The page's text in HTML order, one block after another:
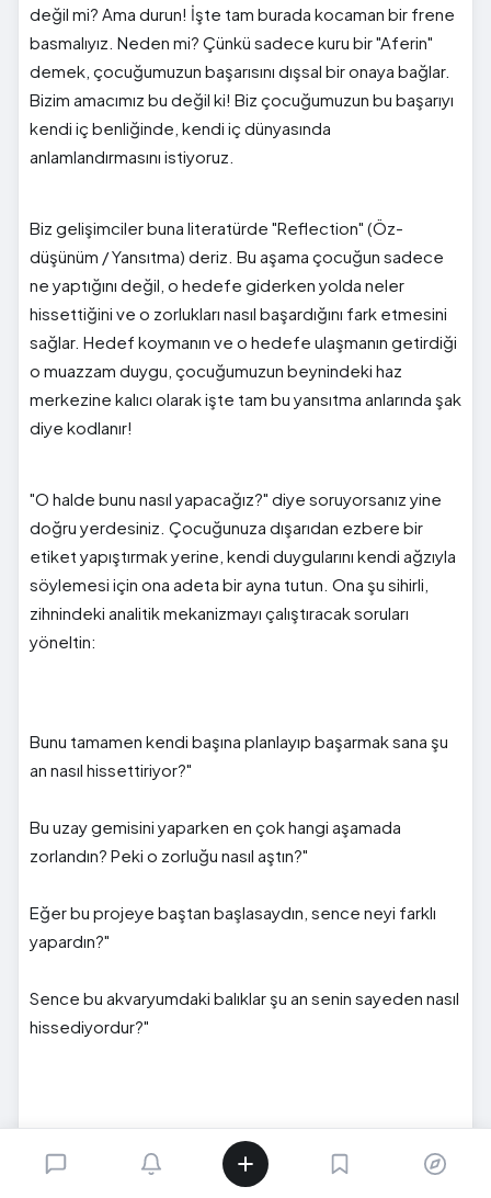
değil mi? Ama durun! İşte tam burada kocaman bir frene
basmalıyız. Neden mi? Çünkü sadece kuru bir "Aferin"
demek, çocuğumuzun başarısını dışsal bir onaya bağlar.
Bizim amacımız bu değil ki! Biz çocuğumuzun bu başarıyı
kendi iç benliğinde, kendi iç dünyasında
anlamlandırmasını istiyoruz.
Biz gelişimciler buna literatürde "Reflection" (Öz-
düşünüm / Yansıtma) deriz. Bu aşama çocuğun sadece
ne yaptığını değil, o hedefe giderken yolda neler
hissettiğini ve o zorlukları nasıl başardığını fark etmesini
sağlar. Hedef koymanın ve o hedefe ulaşmanın getirdiği
o muazzam duygu, çocuğumuzun beynindeki haz
merkezine kalıcı olarak işte tam bu yansıtma anlarında şak
diye kodlanır!
"O halde bunu nasıl yapacağız?" diye soruyorsanız yine
doğru yerdesiniz. Çocuğunuza dışarıdan ezbere bir
etiket yapıştırmak yerine, kendi duygularını kendi ağzıyla
söylemesi için ona adeta bir ayna tutun. Ona şu sihirli,
zihnindeki analitik mekanizmayı çalıştıracak soruları
yöneltin:
Bunu tamamen kendi başına planlayıp başarmak sana şu
an nasıl hissettiriyor?"
Bu uzay gemisini yaparken en çok hangi aşamada
zorlandın? Peki o zorluğu nasıl aştın?"
Eğer bu projeye baştan başlasaydın, sence neyi farklı
yapardın?"
Sence bu akvaryumdaki balıklar şu an senin sayeden nasıl
hissediyordur?"
İnanın bu sorulara vereceği cevaplar altın değerindedir,
inanılmaz derecede kıymetlidir! Çocuğunuzun kendi